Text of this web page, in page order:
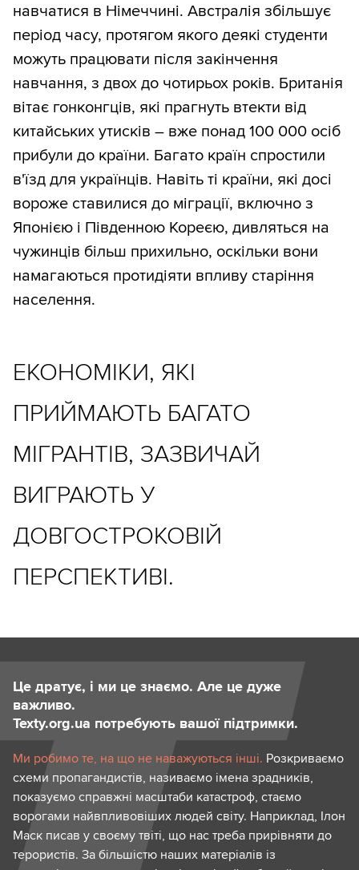
навчатися в Німеччині. Австралія збільшує
період часу, протягом якого деякі студенти
можуть працювати після закінчення
навчання, з двох до чотирьох років. Британія
вітає гонконгців, які прагнуть втекти від
китайських утисків – вже понад 100 000 осіб
прибули до країни. Багато країн спростили
в'їзд для українців. Навіть ті країни, які досі
вороже ставилися до міграції, включно з
Японією і Південною Кореєю, дивляться на
чужинців більш прихильно, оскільки вони
намагаються протидіяти впливу старіння
населення.
ЕКОНОМІКИ, ЯКІ
ПРИЙМАЮТЬ БАГАТО
МІГРАНТІВ, ЗАЗВИЧАЙ
ВИГРАЮТЬ У
ДОВГОСТРОКОВІЙ
ПЕРСПЕКТИВІ.
Це дратує, і ми це знаємо. Але це дуже
важливо.
Texty.org.ua потребують вашої підтримки.
Ми робимо те, на що не наважуються інші. Розкриваємо
схеми пропагандистів, називаємо імена зрадників,
показуємо справжні масштаби катастроф, стаємо
ворогами найвпливовіших людей світу. Наприклад, Ілон
Маск писав у своєму твіті, що нас треба прирівняти до
терористів. За більшістю наших матеріалів із